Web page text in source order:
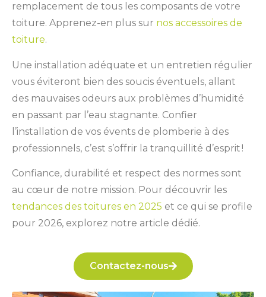
remplacement de tous les composants de votre
toiture. Apprenez-en plus sur nos accessoires de
toiture.
Une installation adéquate et un entretien régulier
vous éviteront bien des soucis éventuels, allant
des mauvaises odeurs aux problèmes d’humidité
en passant par l’eau stagnante. Confier
l’installation de vos évents de plomberie à des
professionnels, c’est s’offrir la tranquillité d’esprit !
Confiance, durabilité et respect des normes sont
au cœur de notre mission. Pour découvrir les
tendances des toitures en 2025 et ce qui se profile
pour 2026, explorez notre article dédié.
Contactez-nous